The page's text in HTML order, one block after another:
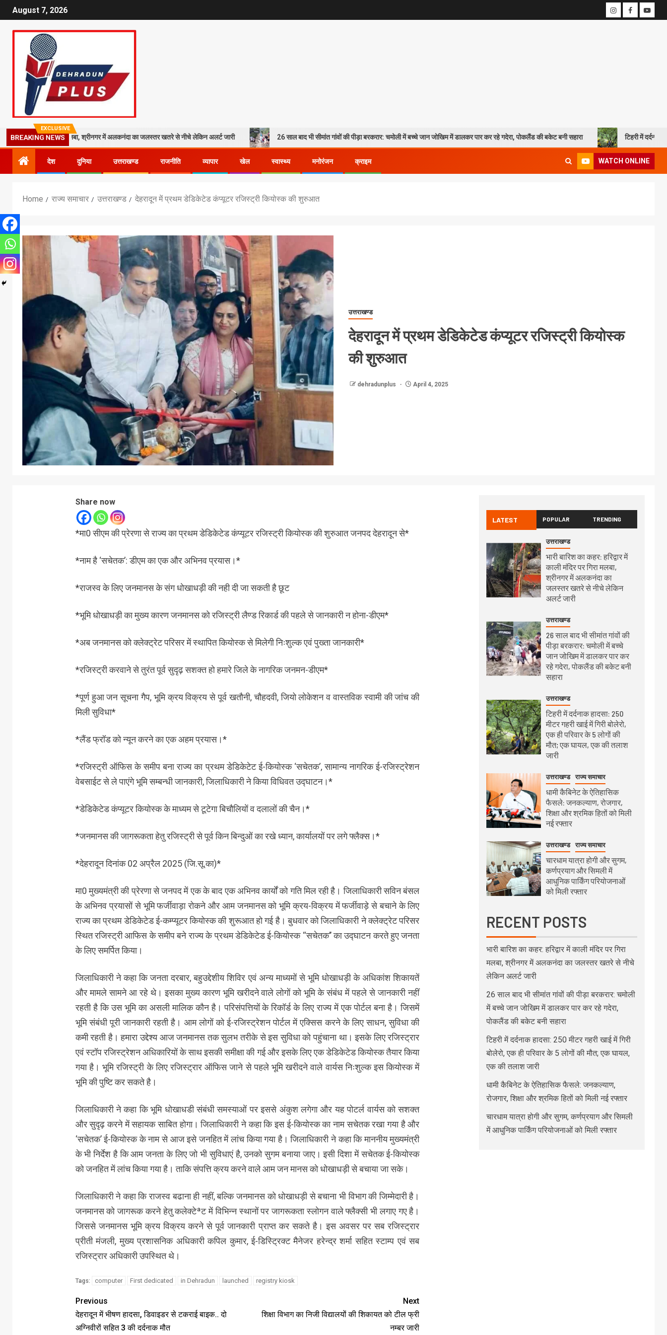
August 7, 2026
EXCLUSIVE
BREAKING NEWS
पर गिरा मलबा, श्रीनगर में अलकनंदा का जलस्तर खतरे से नीचे लेकिन अलर्ट जारी 26 साल बाद भी सीमांत गांवों की पीड़ा बरकरार: चमोली में बच्चे जान जोखिम में डालकर पार कर रहे गदेरा, पोकलैंड की बकेट बनी सहारा टिहरी में दर्दनाक हादसा: 250 मीटर
देश दुनिया उत्तराखण्ड राजनीति व्यापार खेल स्वास्थ्य मनोरंजन क्राइम WATCH ONLINE
Home राज्य समाचार उत्तराखण्ड देहरादून में प्रथम डेडिकेटेड कंप्यूटर रजिस्ट्री कियोस्क की शुरुआत
उत्तराखण्ड
देहरादून में प्रथम डेडिकेटेड कंप्यूटर रजिस्ट्री कियोस्क
की शुरुआत
dehradunplus April 4, 2025
Share now
*मा0 सीएम की प्रेरणा से राज्य का प्रथम डेडिकेटेड कंप्यूटर रजिस्ट्री कियोस्क की शुरुआत जनपद देहरादून से*
*नाम है ‘सचेतक’: डीएम का एक और अभिनव प्रयास।*
*राजस्व के लिए जनमानस के संग धोखाधड़ी की नही दी जा सकती है छूट
*भूमि धोखाधड़ी का मुख्य कारण जनमानस को रजिस्ट्री लैण्ड रिकार्ड की पहले से जानकारी न होना-डीएम*
*अब जनमानस को क्लेक्ट्रेट परिसर में स्थापित कियोस्क से मिलेगी निःशुल्क एवं पुख्ता जानकारी*
*रजिस्ट्री करवाने से तुरंत पूर्व सुदृढ़ सशक्त हो हमारे जिले के नागरिक जनमन-डीएम*
*पूर्ण हुआ जन सूचना गैप, भूमि क्रय विक्रय से पूर्व खतौनी, चौहदवी, जियो लोकेशन व वास्तविक स्वामी की जांच की
मिली सुविधा*
*लैंड फ्रॉड को न्यून करने का एक अहम प्रयास।*
*रजिस्ट्री ऑफिस के समीप बना राज्य का प्रथम डेडिकेटेट ई-कियोस्क ‘सचेतक’, सामान्य नागरिक ई-रजिस्ट्रेशन
वेबसाईट से ले पाएंगे भूमि सम्बन्धी जानकारी, जिलाधिकारी ने किया विधिवत उद्घाटन।*
*डेडिकेटेड कंप्यूटर कियोस्क के माध्यम से टूटेगा बिचौलियों व दलालों की चैन।*
*जनमानस की जागरूकता हेतु रजिस्ट्री से पूर्व किन बिन्दुओं का रखे ध्यान, कार्यालयों पर लगे फ्लैक्स।*
*देहरादून दिनांक 02 अप्रैल 2025 (जि.सू.का)*
मा0 मुख्यमंत्री की प्रेरणा से जनपद में एक के बाद एक अभिनव कार्यों को गति मिल रही है। जिलाधिकारी सविन बंसल
के अभिनव प्रयासों से भूमि फर्जीवाड़ा रोकने और आम जनमानस को भूमि क्रय-विक्रय में फर्जीवाड़े से बचाने के लिए
राज्य का प्रथम डेडिकेटेड ई-कम्प्यूटर कियोस्क की शुरूआत हो गई है। बुधवार को जिलाधिकारी ने क्लेक्ट्रेट परिसर
स्थित रजिस्ट्री आफिस के समीप बने राज्य के प्रथम डेडिकेटेड ई-कियोस्क ‘‘सचेतक’’ का उद्घाटन करते हुए जनता
के लिए समर्पित किया।
जिलाधिकारी ने कहा कि जनता दरबार, बहुउद्देशीय शिविर एवं अन्य माध्यमों से भूमि धोखाधड़ी के अधिकांश शिकायतें
और मामले सामने आ रहे थे। इसका मुख्य कारण भूमि खरीदने वाले लोगों को भूमि के संबंध में पहले से जानकारी नहीं
रहती है कि उस भूमि का असली मालिक कौन है। परिसंपत्तियों के रिकॉर्ड के लिए राज्य में एक पोर्टल बना है। जिसमें
भूमि संबंधी पूरी जानकारी रहती है। आम लोगों को ई-रजिस्ट्रेशन पोर्टल में एक्सिस करने के लिए साधन, सुविधा की
कमी रहती है। हमारा उद्देश्य आज जनमानस तक सुलभ तरीके से इस सुविधा को पहुंचाना था। इसके लिए रजिस्ट्रार
एवं स्टॉप रजिस्ट्रेशन अधिकारियों के साथ इसकी समीक्षा की गई और इसके लिए एक डेडिकेटेड कियोस्क तैयार किया
गया है। भूमि रजिस्ट्री के लिए रजिस्ट्रार ऑफिस जाने से पहले भूमि खरीदने वाले वार्यस निःशुल्क इस कियोस्क में
भूमि की पुष्टि कर सकते है।
जिलाधिकारी ने कहा कि भूमि धोखाधडी संबंधी समस्याओं पर इससे अंकुश लगेगा और यह पोटर्ल वार्यस को सशक्त
और सुदृढ़ करने में सहायक साबित होगा। जिलाधिकारी ने कहा कि इस ई-कियोस्क का नाम सचेतक रखा गया है और
‘सचेतक’ ई-कियोस्क के नाम से आज इसे जनहित में लांच किया गया है। जिलाधिकारी ने कहा कि माननीय मुख्यमंत्री
के भी निर्देश है कि आम जनता के लिए जो भी सुविधाएं है, उनको सुगम बनाया जाए। इसी दिशा में सचेतक ई-कियोस्क
को जनहित में लांच किया गया है। ताकि संपत्ति क्रय करने वाले आम जन मानस को धोखाधड़ी से बचाया जा सके।
जिलाधिकारी ने कहा कि राजस्व बढाना ही नहीं, बल्कि जनमानस को धोखाधड़ी से बचाना भी विभाग की जिम्मेदारी है।
जनमानस को जागरूक करने हेतु कलेक्टेªट में विभिन्न स्थानों पर जागरूकता स्लोगन वाले फ्लैक्सी भी लगाए गए है।
जिससे जनमानस भूमि क्रय विक्रय करने से पूर्व जानकारी प्राप्त कर सकते है। इस अवसर पर सब रजिस्ट्रार
प्रीती मंजली, मुख्य प्रशासनिक अधिकारी कपिल कुमार, ई-डिस्ट्रिक्ट मैनेजर हरेन्द्र शर्मा सहित स्टाम्प एवं सब
रजिस्ट्रार अधिकारी उपस्थित थे।
Tags: computer First dedicated in Dehradun launched registry kiosk
Previous
देहरादून में भीषण हादसा, डिवाइडर से टकराई बाइक.. दो
अग्निवीरों सहित 3 की दर्दनाक मौत
Next
शिक्षा विभाग का निजी विद्यालयों की शिकायत को टील फ्री
नम्बर जारी
LATEST POPULAR TRENDING
उत्तराखण्ड
भारी बारिश का कहर: हरिद्वार में
काली मंदिर पर गिरा मलबा,
श्रीनगर में अलकनंदा का
जलस्तर खतरे से नीचे लेकिन
अलर्ट जारी
उत्तराखण्ड
26 साल बाद भी सीमांत गांवों की
पीड़ा बरकरार: चमोली में बच्चे
जान जोखिम में डालकर पार कर
रहे गदेरा, पोकलैंड की बकेट बनी
सहारा
उत्तराखण्ड
टिहरी में दर्दनाक हादसा: 250
मीटर गहरी खाई में गिरी बोलेरो,
एक ही परिवार के 5 लोगों की
मौत; एक घायल, एक की तलाश
जारी
उत्तराखण्ड राज्य समाचार
धामी कैबिनेट के ऐतिहासिक
फैसले: जनकल्याण, रोजगार,
शिक्षा और श्रमिक हितों को मिली
नई रफ्तार
उत्तराखण्ड राज्य समाचार
चारधाम यात्रा होगी और सुगम,
कर्णप्रयाग और सिमली में
आधुनिक पार्किंग परियोजनाओं
को मिली रफ्तार
RECENT POSTS
भारी बारिश का कहर: हरिद्वार में काली मंदिर पर गिरा
मलबा, श्रीनगर में अलकनंदा का जलस्तर खतरे से नीचे
लेकिन अलर्ट जारी
26 साल बाद भी सीमांत गांवों की पीड़ा बरकरार: चमोली
में बच्चे जान जोखिम में डालकर पार कर रहे गदेरा,
पोकलैंड की बकेट बनी सहारा
टिहरी में दर्दनाक हादसा: 250 मीटर गहरी खाई में गिरी
बोलेरो, एक ही परिवार के 5 लोगों की मौत; एक घायल,
एक की तलाश जारी
धामी कैबिनेट के ऐतिहासिक फैसले: जनकल्याण,
रोजगार, शिक्षा और श्रमिक हितों को मिली नई रफ्तार
चारधाम यात्रा होगी और सुगम, कर्णप्रयाग और सिमली
में आधुनिक पार्किंग परियोजनाओं को मिली रफ्तार